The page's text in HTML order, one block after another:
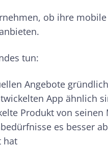
ob ihre
tun:
Angebote
App ähnlich
Produkt von seinen
es besser
hat